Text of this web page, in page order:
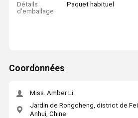
Détails
d'emballage
Paquet habituel
Coordonnées
Miss. Amber Li
Jardin de Rongcheng, district de
Anhui, Chine